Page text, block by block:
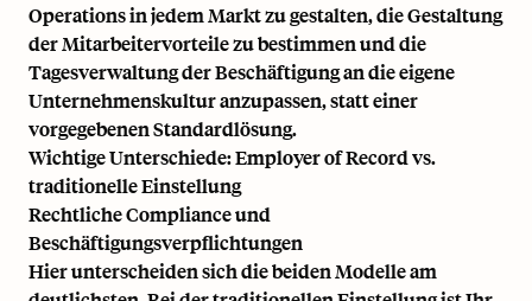
Operations in jedem Markt zu gestalten, die Gestaltung
der Mitarbeitervorteile zu bestimmen und die
Tagesverwaltung der Beschäftigung an die eigene
Unternehmenskultur anzupassen, statt einer
vorgegebenen Standardlösung.
Wichtige Unterschiede: Employer of Record vs.
traditionelle Einstellung
Rechtliche Compliance und
Beschäftigungsverpflichtungen
Hier unterscheiden sich die beiden Modelle am